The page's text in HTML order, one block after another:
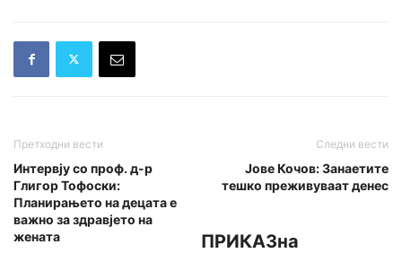
Претходни вести
Интервју со проф. д-р
Глигор Тофоски:
Планирањето на децата е
важно за здравјето на
жената
Следни вести
Јове Кочов: Занаетите
тешко преживуваат денес
ПРИКАЗна